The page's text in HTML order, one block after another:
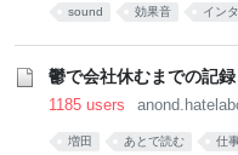
sound 効果音 イン
鬱で会社休むまでの記
1185 users
増田 あとで読む 仕